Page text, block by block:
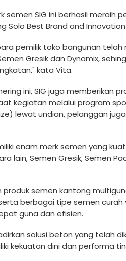
semen SIG ini berhasil
Solo Best Brand and Innovation
pemilik toko bangunan
Gresik dan Dynamix,
kata Vita.
ini, SIG juga memberikan
kegiatan melalui program
lewat undian, pelanggan
enam merk semen yang
lain, Semen Gresik, Semen
produk semen kantong
berbagai tipe semen
guna dan efisien.
solusi beton yang telah
kekuatan dini dan performa